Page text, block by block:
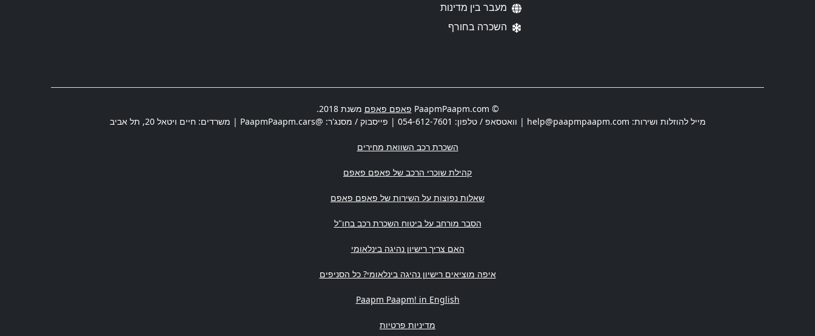
מעבר בין מדינות
השכרה בחורף
© PaapmPaapm.com פאפם פאפם משנת 2018.
מייל להוזלות ושירות: help@paapmpaapm.com | וואטסאפ / טלפון: 054-612-7601 | פייסבוק / מסנג'ר: @PaapmPaapm.cars | משרדים: חיים ויטאל 20 , תל אביב
השכרת רכב השוואת מחירים
קהילת שוכרי הרכב של פאפם פאפם
שאלות נפוצות על השירות של פאפם פאפם
הסבר מורחב על ביטוח השכרת רכב בחו"ל
האם צריך רישיון נהיגה בינלאומי
איפה מוציאים רישיון נהיגה בינלאומי? כל הסניפים
Paapm Paapm! in English
מדיניות פרטיות